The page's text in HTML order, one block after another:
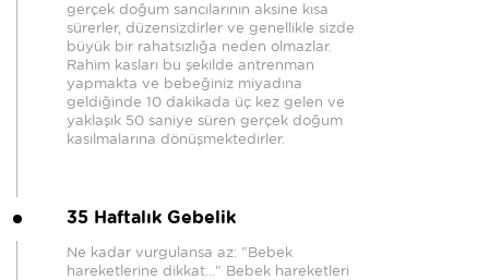
gerçek doğum sancılarının aksine kısa
sürerler, düzensizdirler ve genellikle sizde
büyük bir rahatsızlığa neden olmazlar.
Rahim kasları bu şekilde antrenman
yapmakta ve bebeğiniz miyadına
geldiğinde 10 dakikada üç kez gelen ve
yaklaşık 50 saniye süren gerçek doğum
kasılmalarına dönüşmektedirler.
35 Haftalık Gebelik
Ne kadar vurgulansa az: "Bebek
hareketlerine dikkat..." Bebek hareketleri